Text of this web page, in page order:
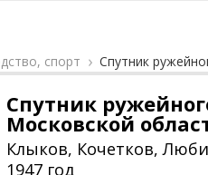
спорт Спутник
Спутник
Московской
Клыков, Кочетков,
1947 год